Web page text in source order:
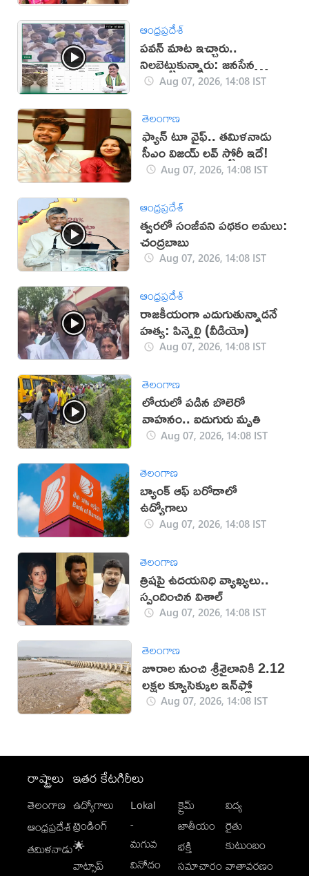
ఆంధ్రప్రదేశ్
పవన్ మాట ఇచ్చారు..
నిలబెట్టుకున్నారు: జనసేన
(వీడియో)
Aug 07, 2026, 14:08 IST
తెలంగాణ
ఫ్యాన్ టూ వైఫ్.. తమిళనాడు
సీఎం విజయ్ లవ్ స్టోరీ ఇదే!
Aug 07, 2026, 14:08 IST
ఆంధ్రప్రదేశ్
త్వరలో సంజీవని పథకం అమలు:
చంద్రబాబు
Aug 07, 2026, 14:08 IST
ఆంధ్రప్రదేశ్
రాజకీయంగా ఎదుగుతున్నాడనే
హత్య: పిన్నెల్లి (వీడియో)
Aug 07, 2026, 14:08 IST
తెలంగాణ
లోయలో పడిన బొలెరో
వాహనం.. ఐదుగురు మృతి
Aug 07, 2026, 14:08 IST
తెలంగాణ
బ్యాంక్ ఆఫ్ బరోడాలో
ఉద్యోగాలు
Aug 07, 2026, 14:08 IST
తెలంగాణ
త్రిషపై ఉదయనిధి వ్యాఖ్యలు..
స్పందించిన విశాల్
Aug 07, 2026, 14:08 IST
తెలంగాణ
జూరాల నుంచి శ్రీశైలానికి 2.12
లక్షల క్యూసెక్కుల ఇన్‌ఫ్లో
Aug 07, 2026, 14:08 IST
రాష్ట్రాలు
తెలంగాణ
ఆంధ్రప్రదేశ్
తమిళనాడు
ఇతర కేటగిరీలు
ఉద్యోగాలు
ట్రెండింగ్
🌟
వాట్సాప్
Lokal
-
మగువ
వినోదం
క్రైమ్
జాతీయం
భక్తి
సమాచారం
విద్య
రైతు
కుటుంబం
వాతావరణం